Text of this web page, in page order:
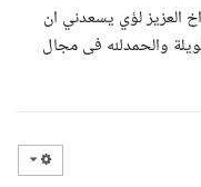
العزيز لؤي يسعدني ان
والحمدلله فى مجال